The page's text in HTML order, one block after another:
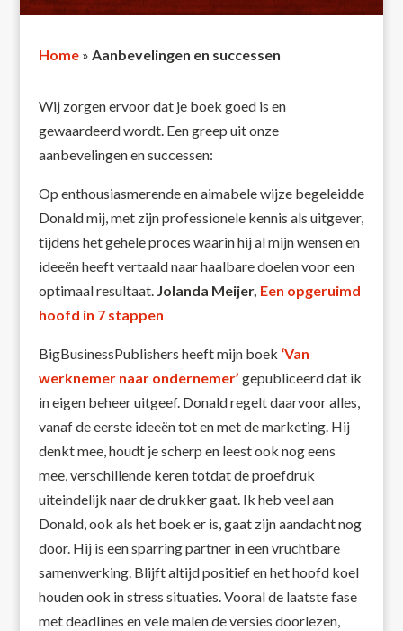
Home» Aanbevelingen en successen
Wij zorgen ervoor dat je boek goed is en
gewaardeerd wordt. Een greep uit onze
aanbevelingen en successen:
Op enthousiasmerende en aimabele wijze begeleidde
Donald mij, met zijn professionele kennis als uitgever,
tijdens het gehele proces waarin hij al mijn wensen en
ideeën heeft vertaald naar haalbare doelen voor een
optimaal resultaat. Jolanda Meijer, Een opgeruimd
hoofd in 7 stappen
BigBusinessPublishers heeft mijn boek ‘Van
werknemer naar ondernemer’ gepubliceerd dat ik
in eigen beheer uitgeef. Donald regelt daarvoor alles,
vanaf de eerste ideeën tot en met de marketing. Hij
denkt mee, houdt je scherp en leest ook nog eens
mee, verschillende keren totdat de proefdruk
uiteindelijk naar de drukker gaat. Ik heb veel aan
Donald, ook als het boek er is, gaat zijn aandacht nog
door. Hij is een sparring partner in een vruchtbare
samenwerking. Blijft altijd positief en het hoofd koel
houden ook in stress situaties. Vooral de laatste fase
met deadlines en vele malen de versies doorlezen,